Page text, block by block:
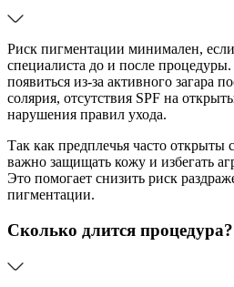
Риск пигментации минимален,
специалиста до и после
появиться из-за активного загара
солярия, отсутствия SPF на
нарушения правил ухода.
Так как предплечья часто открыты
важно защищать кожу и избегать
Это помогает снизить риск
пигментации.
Сколько длится процедура?